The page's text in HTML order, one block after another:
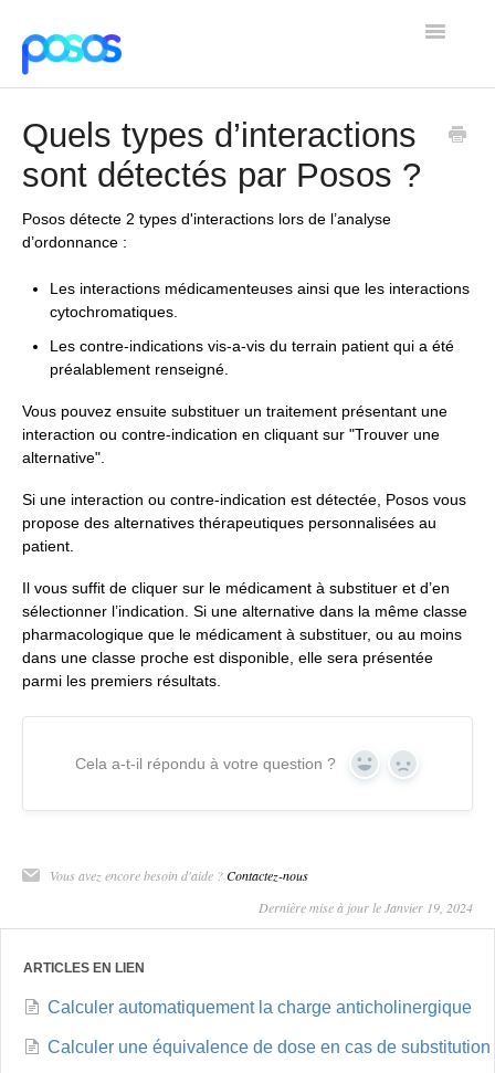
Toggle
Quels types d’interactions
sont détectés par Posos ?
Posos détecte 2 types d'interactions lors de l’analyse
d’ordonnance :
Les interactions médicamenteuses ainsi que les interactions
cytochromatiques.
Les contre-indications vis-a-vis du terrain patient qui a été
préalablement renseigné.
Vous pouvez ensuite substituer un traitement présentant une
interaction ou contre-indication en cliquant sur "Trouver une
alternative".
Si une interaction ou contre-indication est détectée, Posos vous
propose des alternatives thérapeutiques personnalisées au
patient.
Il vous suffit de cliquer sur le médicament à substituer et d’en
sélectionner l’indication. Si une alternative dans la même classe
pharmacologique que le médicament à substituer, ou au moins
dans une classe proche est disponible, elle sera présentée
parmi les premiers résultats.
Cela a-t-il répondu à votre question ? Yes No
Vous avez encore besoin d'aide ?Contactez-nous
Dernière mise à jour le Janvier 19, 2024
ARTICLES EN LIEN
Calculer automatiquement la charge anticholinergique
Calculer une équivalence de dose en cas de substitution